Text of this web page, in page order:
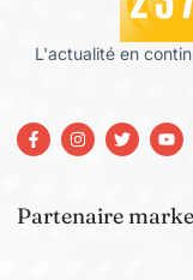
L'actualité en
Partenaire